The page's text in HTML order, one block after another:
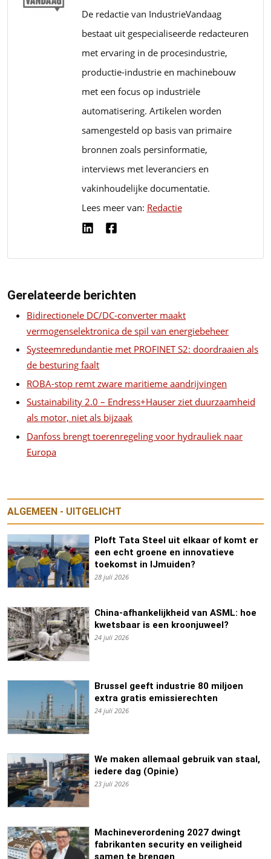
De redactie van IndustrieVandaag
bestaat uit gespecialiseerde redacteuren
met ervaring in de procesindustrie,
productie-industrie en machinebouw
met een focus op industriële
automatisering. Artikelen worden
samengesteld op basis van primaire
bronnen zoals persinformatie,
interviews met leveranciers en
vakinhoudelijke documentatie.
Lees meer van: Redactie
Gerelateerde berichten
Bidirectionele DC/DC-converter maakt
vermogenselektronica de spil van energiebeheer
Systeemredundantie met PROFINET S2: doordraaien als
de besturing faalt
ROBA-stop remt zware maritieme aandrijvingen
Sustainability 2.0 – Endress+Hauser ziet duurzaamheid
als motor, niet als bijzaak
Danfoss brengt toerenregeling voor hydrauliek naar
Europa
ALGEMEEN - UITGELICHT
Ploft Tata Steel uit elkaar of komt er
een echt groene en innovatieve
toekomst in IJmuiden?
28 juli 2026
China-afhankelijkheid van ASML: hoe
kwetsbaar is een kroonjuweel?
24 juli 2026
Brussel geeft industrie 80 miljoen
extra gratis emissierechten
24 juli 2026
We maken allemaal gebruik van staal,
iedere dag (Opinie)
23 juli 2026
Machineverordening 2027 dwingt
fabrikanten security en veiligheid
samen te brengen